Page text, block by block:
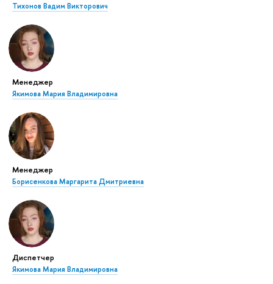
Тихонов Вадим Викторович
Менеджер
Якимова Мария Владимировна
Менеджер
Борисенкова Маргарита Дмитриевна
Диспетчер
Якимова Мария Владимировна